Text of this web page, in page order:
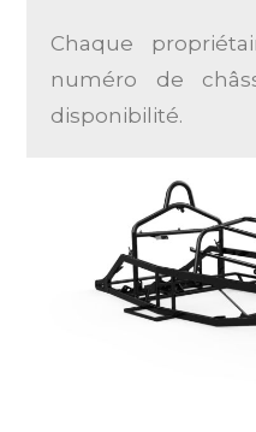
Chaque
numéro de
disponibilité.